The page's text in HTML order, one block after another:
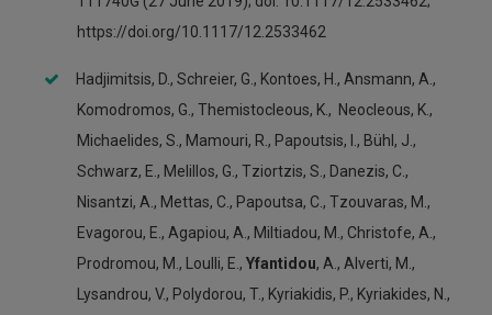
https://doi.org/10.1117/12.2533462
Hadjimitsis, D., Schreier, G., Kontoes, H., Ansmann, A.,
Komodromos, G., Themistocleous, K., Neocleous, K.,
Michaelides, S., Mamouri, R., Papoutsis, I., Bühl, J.,
Schwarz, E., Melillos, G., Tziortzis, S., Danezis, C.,
Nisantzi, A., Mettas, C., Papoutsa, C., Tzouvaras, M.,
Evagorou, E., Agapiou, A., Miltiadou, M., Christofe, A.,
Prodromou, M., Loulli, E., Yfantidou, A., Alverti, M.,
Lysandrou, V., Polydorou, T., Kyriakidis, P., Kyriakides, N.,